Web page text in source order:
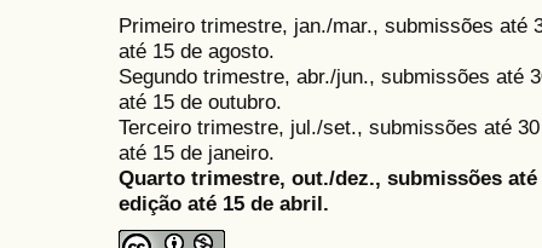
Primeiro trimestre, jan./mar., submissões até
até 15 de agosto.
Segundo trimestre, abr./jun., submissões até
até 15 de outubro.
Terceiro trimestre, jul./set., submissões até
até 15 de janeiro.
Quarto trimestre, out./dez., submissões
edição até 15 de abril.